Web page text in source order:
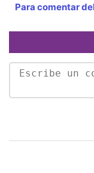
Para comentar